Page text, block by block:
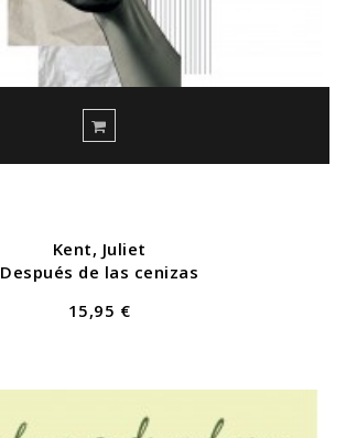
Kent, Juliet
Después de las cenizas
15,95 €